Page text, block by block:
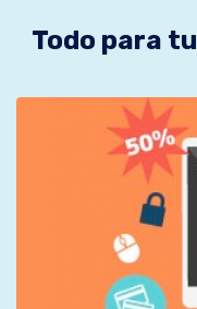
Todo para